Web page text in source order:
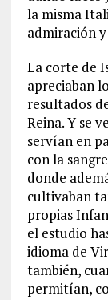
la misma
admiración
La corte de
apreciaban
resultados
Reina. Y se
servían en
con la
donde
cultivaban
propias
el estudio
idioma de
también,
permitían,